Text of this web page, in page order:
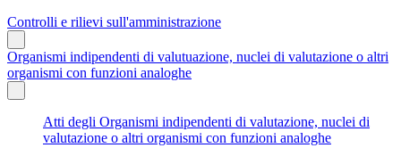
Controlli e rilievi sull'amministrazione
Organismi indipendenti di valutuazione, nuclei di valutazione o altri
organismi con funzioni analoghe
Atti degli Organismi indipendenti di valutazione, nuclei di
valutazione o altri organismi con funzioni analoghe